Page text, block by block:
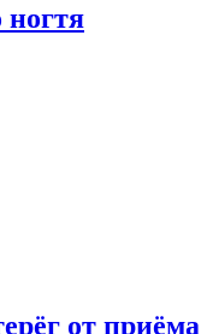
ногтя
от приёма